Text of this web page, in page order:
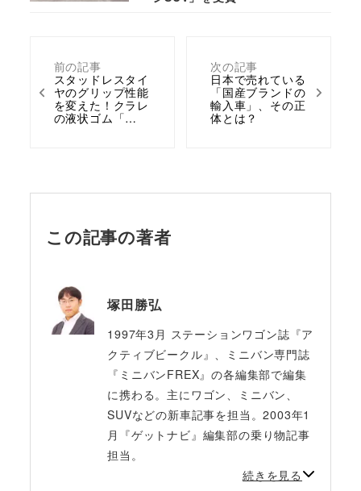
前の記事
スタッドレスタイ
ヤのグリップ性能
を変えた！クラレ
の液状ゴム「…
次の記事
日本で売れている
「国産ブランドの
輸入車」、その正
体とは？
この記事の著者
塚田勝弘
1997年3月 ステーションワゴン誌『ア
クティブビークル』、ミニバン専門誌
『ミニバンFREX』の各編集部で編集
に携わる。主にワゴン、ミニバン、
SUVなどの新車記事を担当。2003年1
月『ゲットナビ』編集部の乗り物記事
担当。
続きを見る